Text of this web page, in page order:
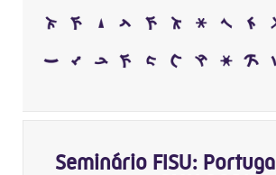
Seminário FISU: Portugal